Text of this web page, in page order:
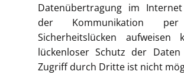
Datenübertragung im
der Kommunikation per
Sicherheitslücken aufweisen
lückenloser Schutz der
Zugriff durch Dritte ist nicht